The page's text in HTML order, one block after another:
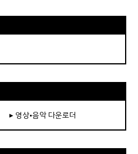
▸ 영상•음악 다운로더